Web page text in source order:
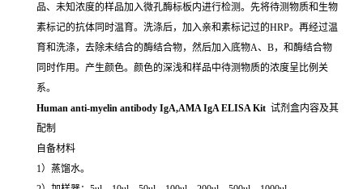
品、未知浓度的样品加入微孔酶标板内进行检测。先将待测物质和生物
素标记的抗体同时温育。洗涤后，加入亲和素标记过的HRP。再经过温
育和洗涤，去除未结合的酶结合物，然后加入底物A、B，和酶结合物
同时作用。产生颜色。颜色的深浅和样品中待测物质的浓度呈比例关
系。
Human anti-myelin antibody IgA,AMA IgA ELISA Kit 试剂盒内容及其
配制
自备材料
1）蒸馏水。